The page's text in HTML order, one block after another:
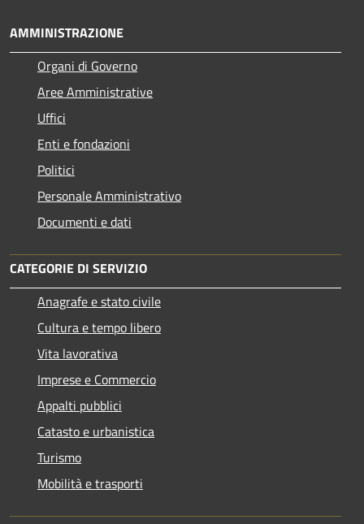
AMMINISTRAZIONE
Organi di Governo
Aree Amministrative
Uffici
Enti e fondazioni
Politici
Personale Amministrativo
Documenti e dati
CATEGORIE DI SERVIZIO
Anagrafe e stato civile
Cultura e tempo libero
Vita lavorativa
Imprese e Commercio
Appalti pubblici
Catasto e urbanistica
Turismo
Mobilità e trasporti